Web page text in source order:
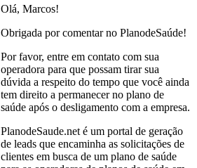
Olá, Marcos!
Obrigada por comentar no PlanodeSaúde!
Por favor, entre em contato com sua
operadora para que possam tirar sua
dúvida a respeito do tempo que você ainda
tem direito a permanecer no plano de
saúde após o desligamento com a empresa.
PlanodeSaude.net é um portal de geração
de leads que encaminha as solicitações de
clientes em busca de um plano de saúde